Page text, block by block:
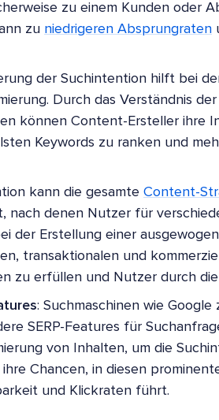
zu einem Kunden oder
zu niedrigeren Absprungraten
der Suchintention hilft bei
Durch das Verständnis
können Content-Ersteller ihre
Keywords zu ranken und
kann die gesamte Content-
nach denen Nutzer für
der Erstellung einer
transaktionalen und
zu erfüllen und Nutzer durch die
: Suchmaschinen wie
SERP-Features für
von Inhalten, um die
Chancen, in diesen
und Klickraten führt.